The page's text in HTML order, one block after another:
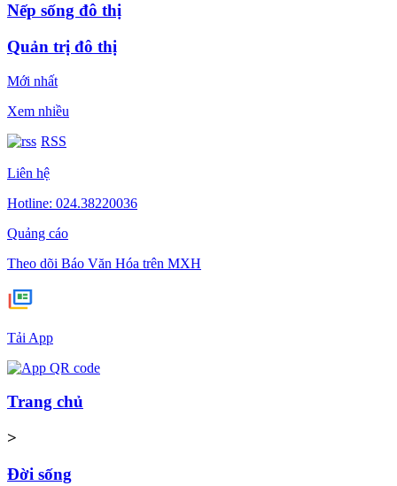
Nếp sống đô thị
Quản trị đô thị
Mới nhất
Xem nhiều
RSS
Liên hệ
Hotline: 024.38220036
Quảng cáo
Theo dõi Báo Văn Hóa trên MXH
Tải App
Trang chủ
>
Đời sống